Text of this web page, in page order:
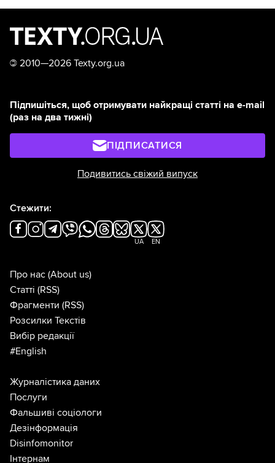
© 2010—2026 Texty.org.ua
Підпишіться, щоб отримувати найкращі статті на e-mail
(раз на два тижні)
ПІДПИСАТИСЯ
Подивитись свіжий випуск
Стежити:
UA EN
Про нас (About us)
Статті (RSS)
Фрагменти (RSS)
Розсилки Текстів
Вибір редакції
#English
Журналістика даних
Послуги
Фальшиві соціологи
Дезінформація
Disinfomonitor
Інтернам